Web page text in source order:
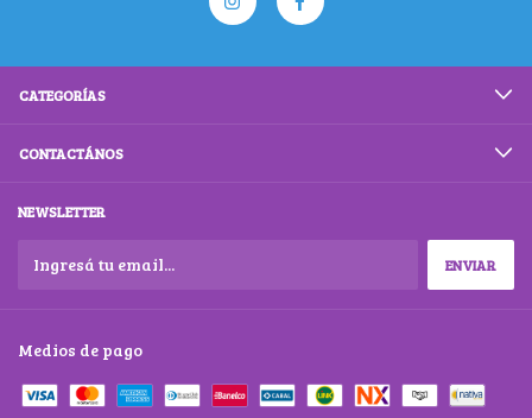
CATEGORÍAS
CONTACTÁNOS
NEWSLETTER
Medios de pago